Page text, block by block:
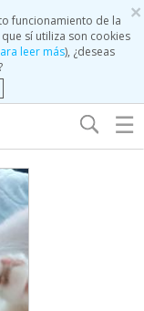
×
funcionamiento de la
sí utiliza son cookies
leer más), ¿deseas
☰